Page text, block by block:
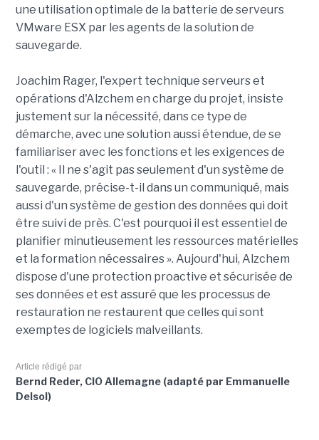
une utilisation optimale de la batterie de serveurs
VMware ESX par les agents de la solution de
sauvegarde.
Joachim Rager, l'expert technique serveurs et
opérations d'Alzchem en charge du projet, insiste
justement sur la nécessité, dans ce type de
démarche, avec une solution aussi étendue, de se
familiariser avec les fonctions et les exigences de
l'outil : « Il ne s'agit pas seulement d'un système de
sauvegarde, précise-t-il dans un communiqué, mais
aussi d'un système de gestion des données qui doit
être suivi de près. C'est pourquoi il est essentiel de
planifier minutieusement les ressources matérielles
et la formation nécessaires ». Aujourd'hui, Alzchem
dispose d'une protection proactive et sécurisée de
ses données et est assuré que les processus de
restauration ne restaurent que celles qui sont
exemptes de logiciels malveillants.
Article rédigé par
Bernd Reder, CIO Allemagne (adapté par Emmanuelle
Delsol)